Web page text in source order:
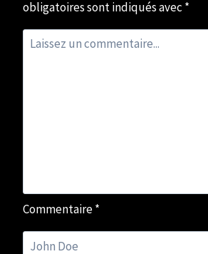
obligatoires sont indiqués avec *
Commentaire*